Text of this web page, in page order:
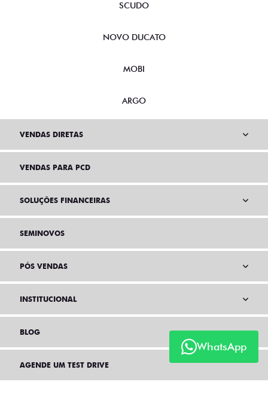
WhatsApp
SCUDO
NOVO DUCATO
MOBI
ARGO
VENDAS DIRETAS
VENDAS PARA PCD
SOLUÇÕES FINANCEIRAS
SEMINOVOS
PÓS VENDAS
INSTITUCIONAL
BLOG
AGENDE UM TEST DRIVE